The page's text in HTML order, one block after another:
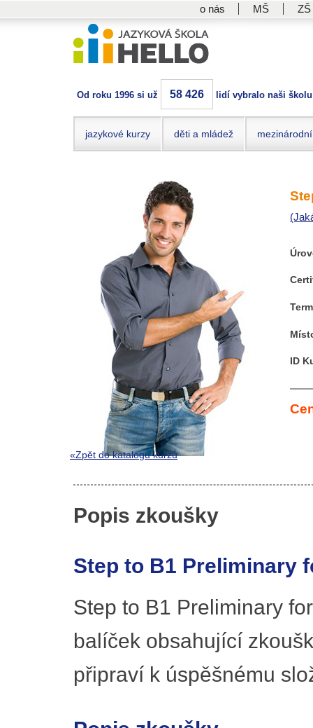
o nás MŠ ZŠ
Od roku 1996 si už 58 426 lidí vybralo naši
jazykové kurzy děti a mládež
ID
«Zpět do katalogu kurzů
Popis zkoušky
Step to B1 Preliminary
Step to B1 Preliminary
balíček obsahující
připraví k úspěšnému